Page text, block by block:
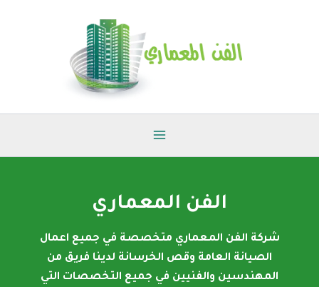
الفن المعماري
شركة الفن المعماري متخصصة في جميع اعمال
الصيانة العامة وقص الخرسانة لدينا فريق من
المهندسين والفنيين في جميع التخصصات التي